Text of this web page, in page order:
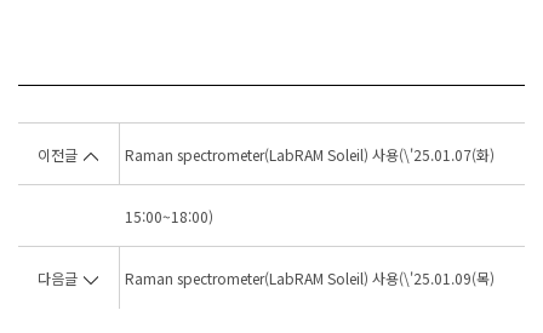
이전글 Raman spectrometer(LabRAM Soleil) 사용(\'25.01.07(화)
15:00~18:00)
다음글 Raman spectrometer(LabRAM Soleil) 사용(\'25.01.09(목)